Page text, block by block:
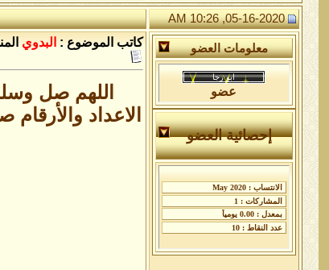
05-16-2020, 10:26 AM
معلومات العضو
عضو
إحصائية العضو
كاتب الموضوع : البدوي
اللهم صل
الاعداد